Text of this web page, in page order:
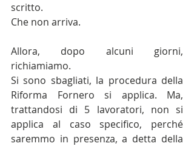
scritto.
Che non arriva.
Allora, dopo alcuni giorni,
richiamiamo.
Si sono sbagliati, la procedura della
Riforma Fornero si applica. Ma,
trattandosi di 5 lavoratori, non si
applica al caso specifico, perché
saremmo in presenza, a detta della